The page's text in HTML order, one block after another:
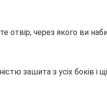
отвір, через якого ви
зашита з усіх боків і